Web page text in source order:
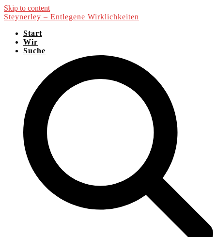
Skip to content
Steynerley – Entlegene Wirklichkeiten
Start
Wir
Suche